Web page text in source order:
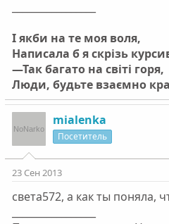
І якби на те моя воля,
Написала б я скрізь
—Так багато на світі горя,
Люди, будьте взаємно
mialenka
Посетитель
23 Сен 2013
света572, а как ты поняла,